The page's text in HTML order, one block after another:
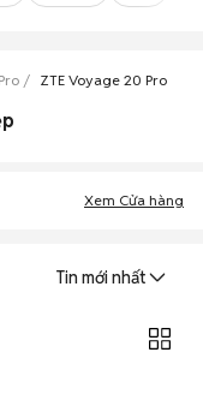
ZTE Voyage 20 Pro Bến
Xem Cửa hàng
Tin mới nhất